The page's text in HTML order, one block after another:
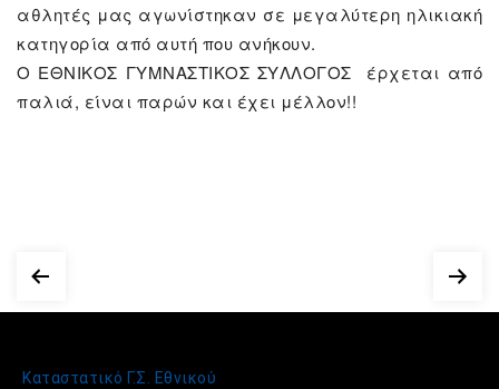
αθλητές μας αγωνίστηκαν σε μεγαλύτερη ηλικιακή
κατηγορία από αυτή που ανήκουν.
Ο ΕΘΝΙΚΟΣ ΓΥΜΝΑΣΤΙΚΟΣ ΣΥΛΛΟΓΟΣ έρχεται από
παλιά, είναι παρών και έχει μέλλον!!
Καταστατικό Γ.Σ. Εθνικού